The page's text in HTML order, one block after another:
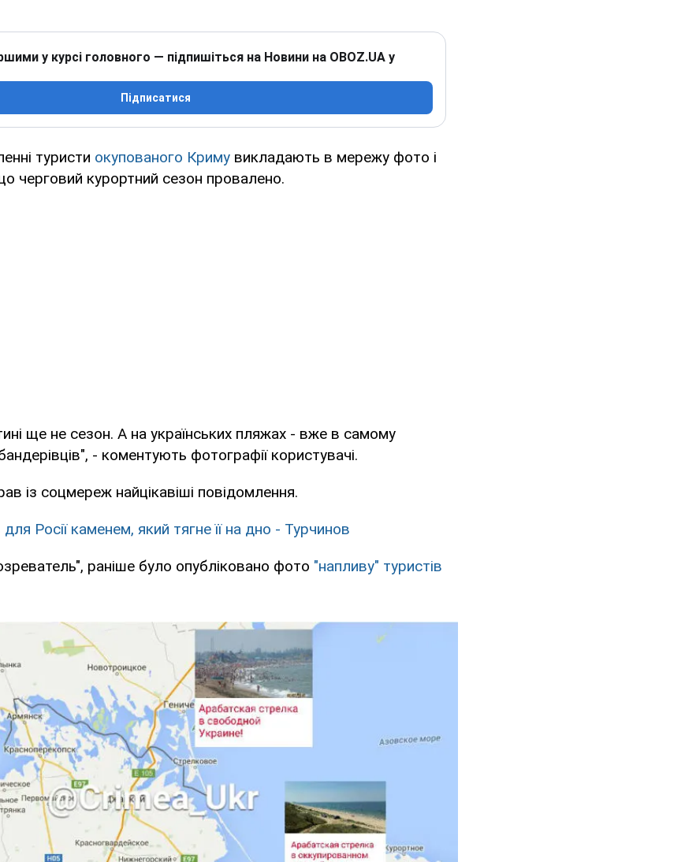
у курсі головного — підпишіться на Новини на OBOZ.UA у
Підписатися
туристи окупованого Криму викладають в мережу фото і
черговий курортний сезон провалено.
ще не сезон. А на українських пляжах - вже в самому
- коментують фотографії користувачі.
із соцмереж найцікавіші повідомлення.
Росії каменем, який тягне її на дно - Турчинов
раніше було опубліковано фото "напливу" туристів